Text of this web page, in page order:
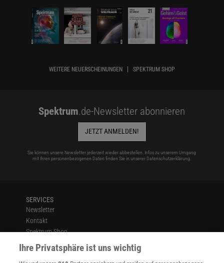
WEITERE NEUERSCHEINUNGEN SPEKTRUM SHOP
Spektrum.de-Newsletter abonnieren
JETZT ANMELDEN!
Sie können unsere Newsletter jederzeit wieder abbestellen. Infos zu unserem Umgang
mit Ihren personenbezogenen Daten finden Sie in unserer Datenschutzerklärung
SERVICES
Newsletter
Kontakt
Spektrum Shop
Im Handel kaufen
Presse
Ihre Privatsphäre ist uns wichtig